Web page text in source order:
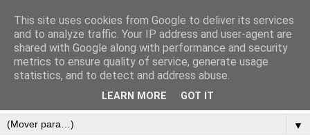
▼
This site uses cookies from Google to deliver its services
and to analyze traffic. Your IP address and user-agent are
shared with Google along with performance and security
metrics to ensure quality of service, generate usage
statistics, and to detect and address abuse.
LEARN MORE GOT IT